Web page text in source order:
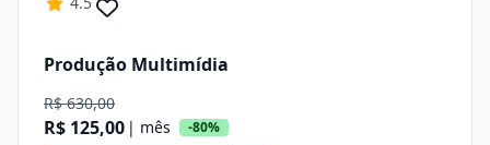
Produção Multimídia
R$ 630,00
R$ 125,00 | mês -80%